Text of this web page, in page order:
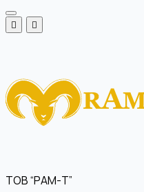
ТОВ “РАМ-Т”